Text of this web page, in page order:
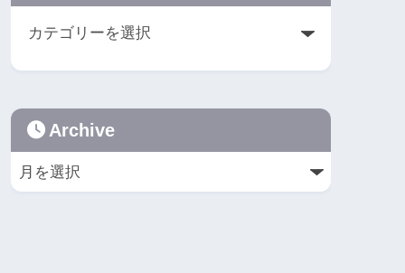
Archive